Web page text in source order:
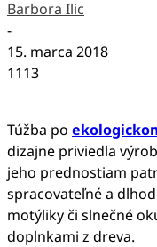
Barbora Ilic
-
15. marca 2018
1113
Túžba po
dizajne priviedla
jeho prednostiam
spracovateľné a
motýliky či slnečné
doplnkami z dreva.